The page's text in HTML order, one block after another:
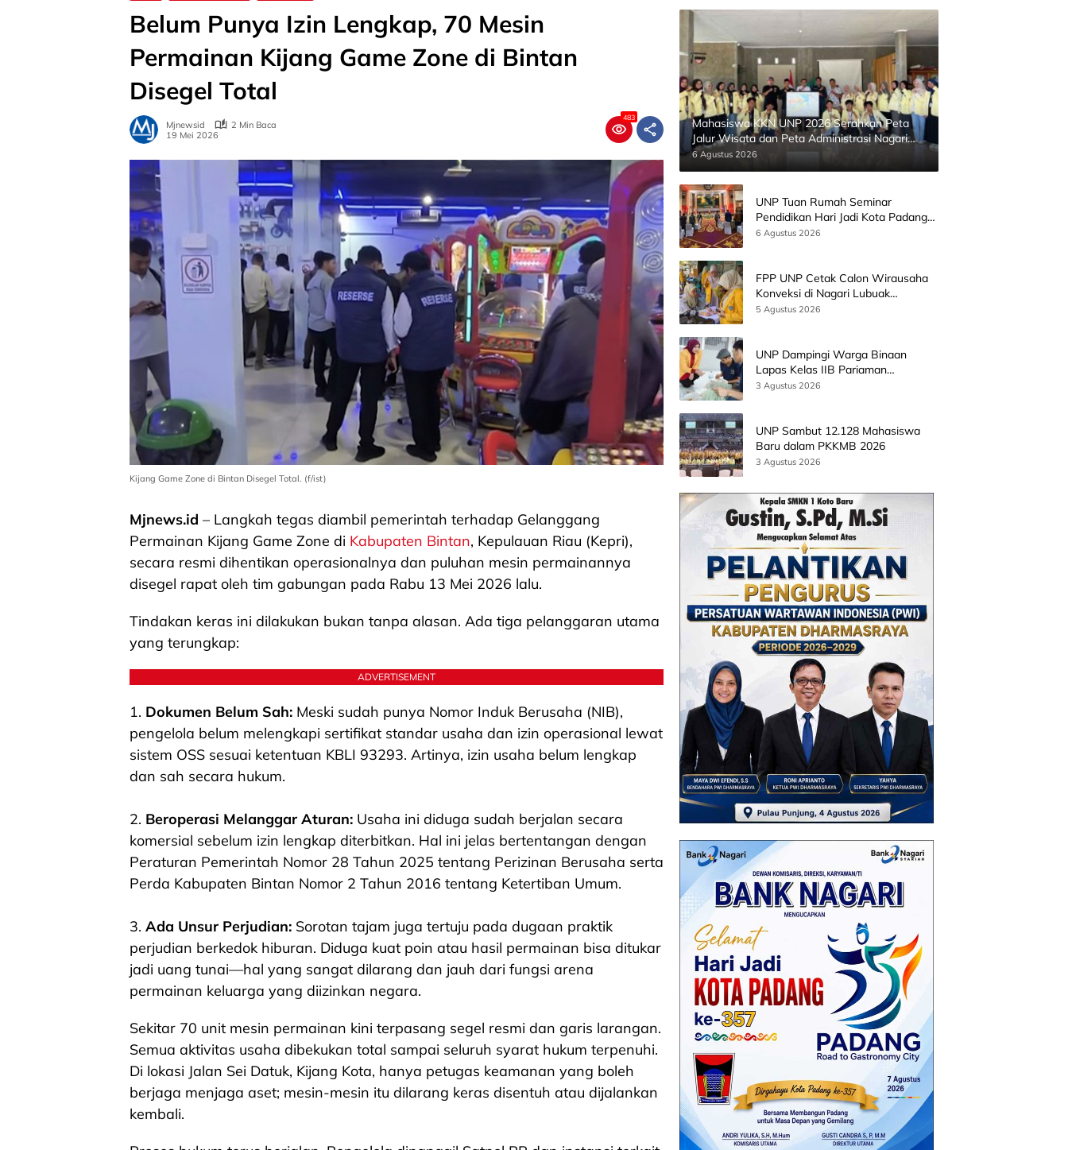
Belum Punya Izin Lengkap, 70 Mesin
Permainan Kijang Game Zone di Bintan
Disegel Total
Mjnewsid
2 Min Baca
19 Mei 2026
483
Kijang Game Zone di Bintan Disegel Total. (f/ist)
Mjnews.id – Langkah tegas diambil pemerintah terhadap Gelanggang
Permainan Kijang Game Zone di Kabupaten Bintan, Kepulauan Riau (Kepri),
secara resmi dihentikan operasionalnya dan puluhan mesin permainannya
disegel rapat oleh tim gabungan pada Rabu 13 Mei 2026 lalu.
Tindakan keras ini dilakukan bukan tanpa alasan. Ada tiga pelanggaran utama
yang terungkap:
ADVERTISEMENT
1. Dokumen Belum Sah: Meski sudah punya Nomor Induk Berusaha (NIB),
pengelola belum melengkapi sertifikat standar usaha dan izin operasional lewat
sistem OSS sesuai ketentuan KBLI 93293. Artinya, izin usaha belum lengkap
dan sah secara hukum.
2. Beroperasi Melanggar Aturan: Usaha ini diduga sudah berjalan secara
komersial sebelum izin lengkap diterbitkan. Hal ini jelas bertentangan dengan
Peraturan Pemerintah Nomor 28 Tahun 2025 tentang Perizinan Berusaha serta
Perda Kabupaten Bintan Nomor 2 Tahun 2016 tentang Ketertiban Umum.
3. Ada Unsur Perjudian: Sorotan tajam juga tertuju pada dugaan praktik
perjudian berkedok hiburan. Diduga kuat poin atau hasil permainan bisa ditukar
jadi uang tunai—hal yang sangat dilarang dan jauh dari fungsi arena
permainan keluarga yang diizinkan negara.
Sekitar 70 unit mesin permainan kini terpasang segel resmi dan garis larangan.
Semua aktivitas usaha dibekukan total sampai seluruh syarat hukum terpenuhi.
Di lokasi Jalan Sei Datuk, Kijang Kota, hanya petugas keamanan yang boleh
berjaga menjaga aset; mesin-mesin itu dilarang keras disentuh atau dijalankan
kembali.
Mahasiswa KKN UNP 2026 Serahkan Peta
Jalur Wisata dan Peta Administrasi Nagari
Paninggahan
6 Agustus 2026
UNP Tuan Rumah Seminar
Pendidikan Hari Jadi Kota Padang
Bersama Wamen Diktisainstek dan
6 Agustus 2026
FPP UNP Cetak Calon Wirausaha
Konveksi di Nagari Lubuak
Batingkok Limapuluh Kota
5 Agustus 2026
UNP Dampingi Warga Binaan
Lapas Kelas IIB Pariaman
Kembangkan Produk Kreatif
3 Agustus 2026
UNP Sambut 12.128 Mahasiswa
Baru dalam PKKMB 2026
3 Agustus 2026